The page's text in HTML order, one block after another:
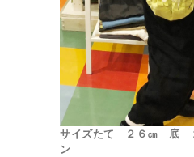
サイズたて ２６㎝ 底
ン